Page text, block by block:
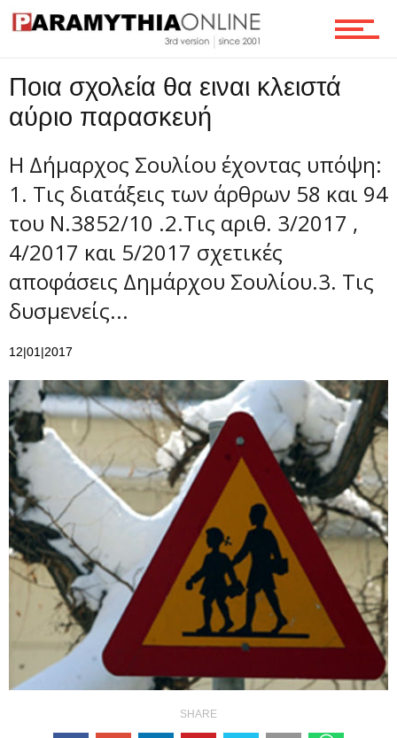
Ροή
Επικοινωνία
Ποια σχολεία θα ειναι κλειστά
αύριο παρασκευή
Η Δήμαρχος Σουλίου έχοντας υπόψη:
1. Τις διατάξεις των άρθρων 58 και 94
του Ν.3852/10 .2.Τις αριθ. 3/2017 ,
4/2017 και 5/2017 σχετικές
αποφάσεις Δημάρχου Σουλίου.3. Τις
δυσμενείς...
12|01|2017
SHARE